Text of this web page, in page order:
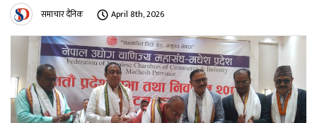
समाचार दैनिक April 8th, 2026